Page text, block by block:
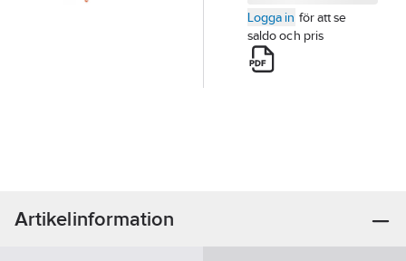
Logga in för att se
saldo och pris
Artikelinformation